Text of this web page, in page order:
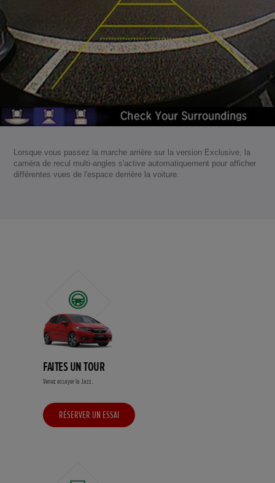
Lorsque vous passez la marche arrière sur la version Exclusive, la
caméra de recul multi-angles s'active automatiquement pour afficher
différentes vues de l'espace derrière la voiture.
FAITES UN TOUR
Venez essayer la Jazz.
RÉSERVER UN ESSAI